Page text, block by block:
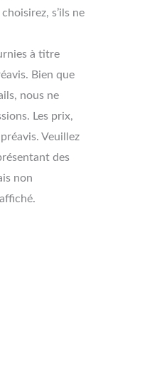
s’ils ne
à titre
Bien que
nous ne
Les prix,
Veuillez
des
non